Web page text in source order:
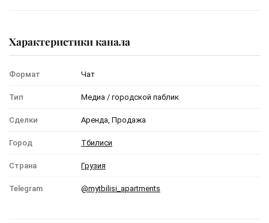
Характеристики канала
Формат Чат
Тип Медиа / городской паблик
Сделки Аренда, Продажа
Город Тбилиси
Страна Грузия
Telegram @mytbilisi_apartments